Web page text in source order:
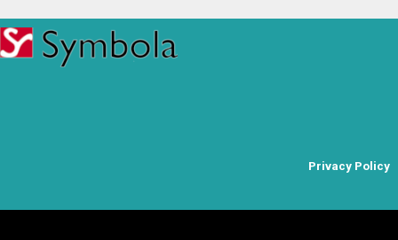
Privacy Policy